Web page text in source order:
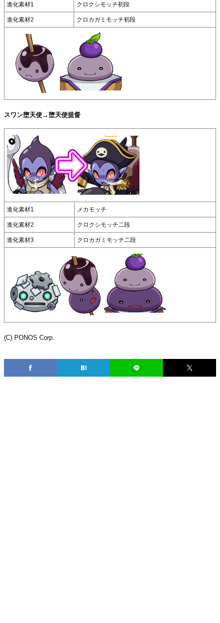
進化素材1 クロクシモッチ初段
進化素材2 クロカガミモッチ初段
スワン堕天使→堕天使提督
進化素材1 メカモッチ
進化素材2 クロクシモッチ二段
進化素材3 クロカガミモッチ二段
(C) PONOS Corp.